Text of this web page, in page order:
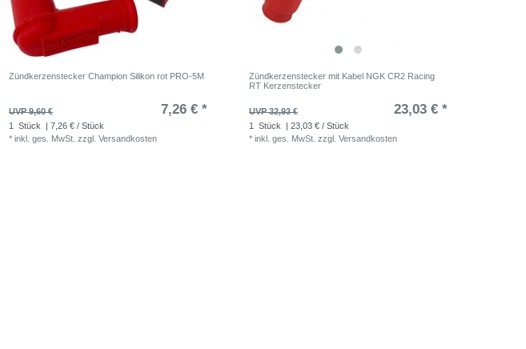
Zündkerzenstecker Champion Silikon rot PRO-5M
UVP 9,60 € 7,26 € *
1 Stück
| 7,26 € / Stück
*inkl. ges. MwSt. zzgl.Versandkosten
Zündkerzenstecker mit Kabel NGK CR2 Racing
RT Kerzenstecker
UVP 32,93 € 23,03 € *
1 Stück
| 23,03 € / Stück
*inkl. ges. MwSt. zzgl.Versandkosten